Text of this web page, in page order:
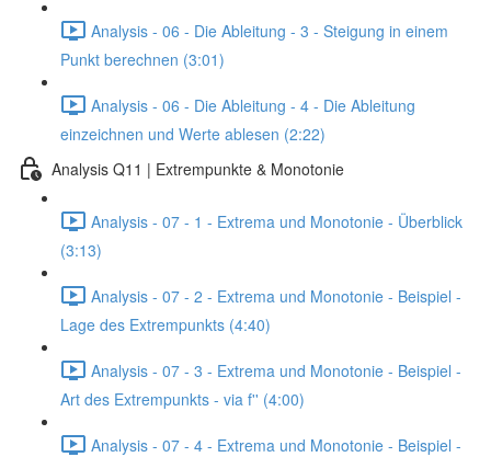
Analysis - 06 - Die Ableitung - 3 - Steigung in einem
Punkt berechnen (3:01)
Analysis - 06 - Die Ableitung - 4 - Die Ableitung
einzeichnen und Werte ablesen (2:22)
Analysis Q11 | Extrempunkte & Monotonie
Analysis - 07 - 1 - Extrema und Monotonie - Überblick
(3:13)
Analysis - 07 - 2 - Extrema und Monotonie - Beispiel -
Lage des Extrempunkts (4:40)
Analysis - 07 - 3 - Extrema und Monotonie - Beispiel -
Art des Extrempunkts - via f'' (4:00)
Analysis - 07 - 4 - Extrema und Monotonie - Beispiel -